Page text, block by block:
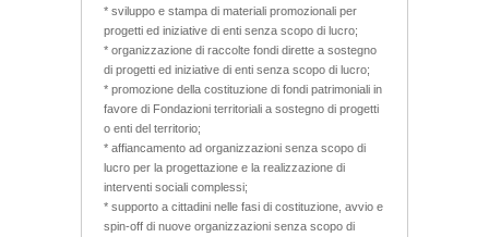
* sviluppo e stampa di materiali promozionali per
progetti ed iniziative di enti senza scopo di lucro;
* organizzazione di raccolte fondi dirette a sostegno
di progetti ed iniziative di enti senza scopo di lucro;
* promozione della costituzione di fondi patrimoniali in
favore di Fondazioni territoriali a sostegno di progetti
o enti del territorio;
* affiancamento ad organizzazioni senza scopo di
lucro per la progettazione e la realizzazione di
interventi sociali complessi;
* supporto a cittadini nelle fasi di costituzione, avvio e
spin-off di nuove organizzazioni senza scopo di